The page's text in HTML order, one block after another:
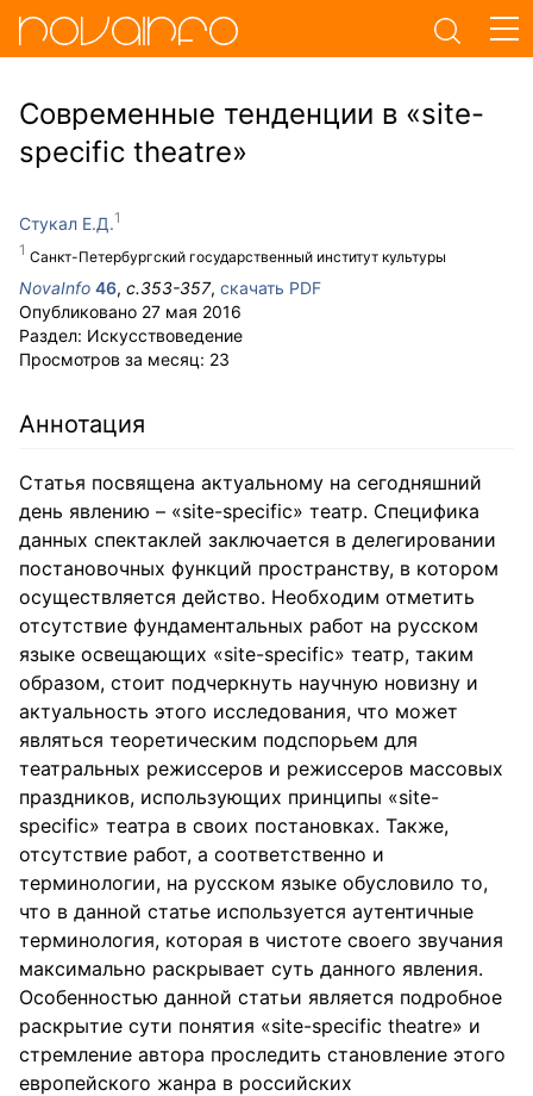
Современные тенденции в «site-
specific theatre»
Стукал Е.Д.
Санкт-Петербургский государственный институт культуры
NovaInfo 46, с.353-357, скачать PDF
Опубликовано 27 мая 2016
Раздел: Искусствоведение
Просмотров за месяц: 23
Аннотация
Статья посвящена актуальному на сегодняшний
день явлению – «site-specific» театр. Специфика
данных спектаклей заключается в делегировании
постановочных функций пространству, в котором
осуществляется действо. Необходим отметить
отсутствие фундаментальных работ на русском
языке освещающих «site-specific» театр, таким
образом, стоит подчеркнуть научную новизну и
актуальность этого исследования, что может
являться теоретическим подспорьем для
театральных режиссеров и режиссеров массовых
праздников, использующих принципы «site-
specific» театра в своих постановках. Также,
отсутствие работ, а соответственно и
терминологии, на русском языке обусловило то,
что в данной статье используется аутентичные
терминология, которая в чистоте своего звучания
максимально раскрывает суть данного явления.
Особенностью данной статьи является подробное
раскрытие сути понятия «site-specific theatre» и
стремление автора проследить становление этого
европейского жанра в российских